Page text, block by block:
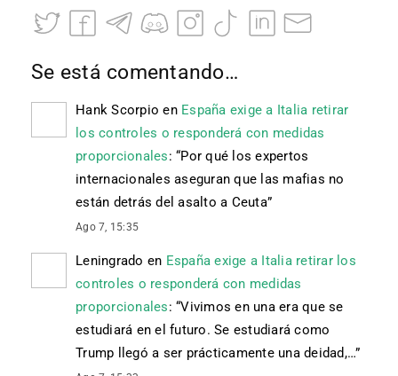
Se está comentando…
Hank Scorpio en España exige a Italia retirar
los controles o responderá con medidas
proporcionales: “Por qué los expertos
internacionales aseguran que las mafias no
están detrás del asalto a Ceuta”
Ago 7, 15:35
Leningrado en España exige a Italia retirar los
controles o responderá con medidas
proporcionales: “Vivimos en una era que se
estudiará en el futuro. Se estudiará como
Trump llegó a ser prácticamente una deidad,…”